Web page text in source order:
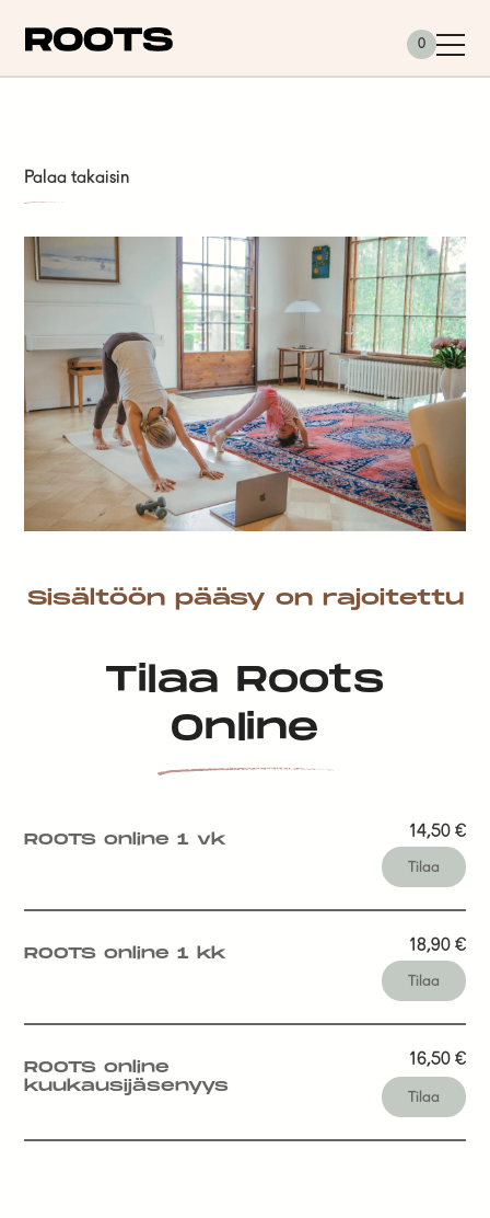
0
Palaa takaisin
Sisältöön pääsy on rajoitettu
Tilaa Roots
Online
ROOTS online 1 vk 14,50 €
Tilaa
ROOTS online 1 kk 18,90 €
Tilaa
ROOTS online
kuukausijäsenyys
16,50 €
Tilaa